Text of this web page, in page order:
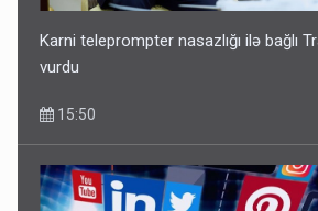
Karni teleprompter nasazlığı ilə bağlı
vurdu
15:50